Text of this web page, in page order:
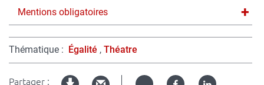
Titre
du
texte
dépliable
Mentions obligatoires
Thématique Égalité Théatre
Partager :